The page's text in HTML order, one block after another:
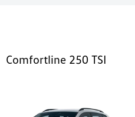
Comfortline 250 TSI